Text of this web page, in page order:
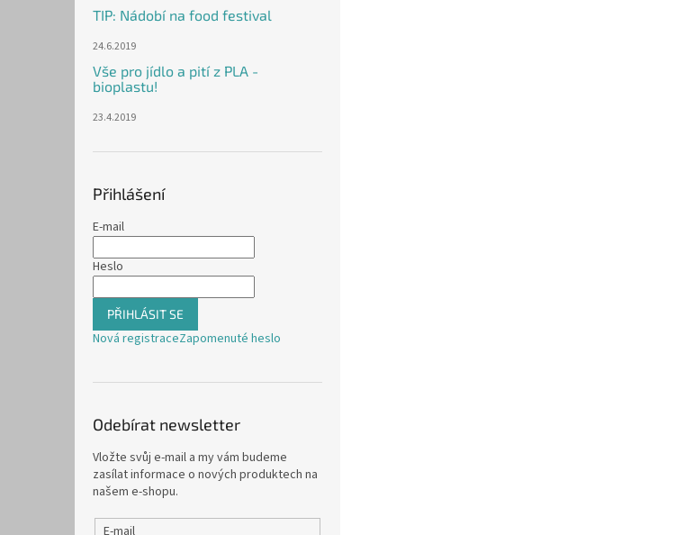
TIP: Nádobí na food festival
24.6.2019
Vše pro jídlo a pití z PLA -
bioplastu!
23.4.2019
Přihlášení
E-mail
Heslo
PŘIHLÁSIT SE
Nová registraceZapomenuté heslo
Odebírat newsletter
Vložte svůj e-mail a my vám budeme
zasílat informace o nových produktech na
našem e-shopu.
E-mail